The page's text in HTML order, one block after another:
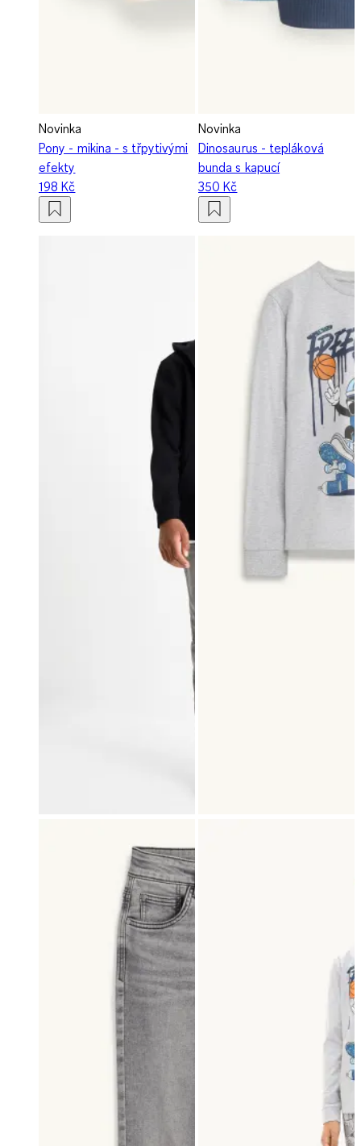
Novinka
Pony - mikina - s třpytivými
efekty
198 Kč
Novinka
Dinosaurus - tepláková
bunda s kapucí
350 Kč